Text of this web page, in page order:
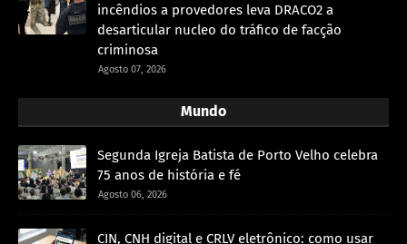
incêndios a provedores leva DRACO2 a
desarticular nucleo do tráfico de facção
criminosa
Agosto 07, 2026
Mundo
Segunda Igreja Batista de Porto Velho celebra
75 anos de história e fé
Agosto 06, 2026
CIN, CNH digital e CRLV eletrônico: como usar